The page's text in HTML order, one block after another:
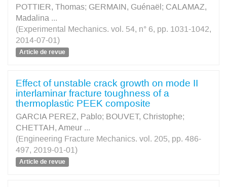
POTTIER, Thomas; GERMAIN, Guénaël ; CALAMAZ,
Madalina ...
(Experimental Mechanics. vol. 54, n° 6, pp. 1031-1042,
2014-07-01)
Article de revue
Effect of unstable crack growth on mode II
interlaminar fracture toughness of a
thermoplastic PEEK composite
GARCIA PEREZ, Pablo; BOUVET, Christophe;
CHETTAH, Ameur ...
(Engineering Fracture Mechanics. vol. 205, pp. 486-
497, 2019-01-01)
Article de revue